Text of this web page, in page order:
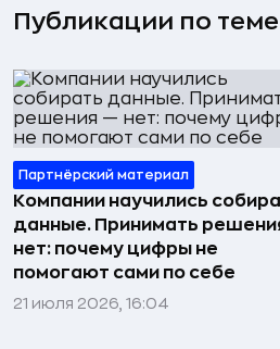
Публикации по теме
Партнёрский материал
Компании научились
данные. Принимать
нет: почему цифры не
помогают сами по себе
21 июля 2026, 16:04